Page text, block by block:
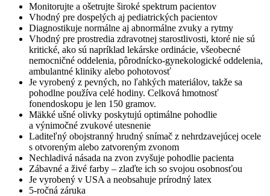
Monitorujte a ošetrujte široké spektrum pacientov
Vhodný pre dospelých aj pediatrických pacientov
Diagnostikuje normálne aj abnormálne zvuky a rytmy
Vhodný pre prostredia zdravotnej starostlivosti, ktoré nie sú
kritické, ako sú napríklad lekárske ordinácie, všeobecné
nemocničné oddelenia, pôrodnícko-gynekologické oddelenia,
ambulantné kliniky alebo pohotovosť
Je vyrobený z pevných, no ľahkých materiálov, takže sa
pohodlne používa celé hodiny. Celková hmotnosť
fonendoskopu je len 150 gramov.
Mäkké ušné olivky poskytujú optimálne pohodlie
a výnimočné zvukové utesnenie
Laditeľný obojstranný hrudný snímač z nehrdzavejúcej ocele
s otvoreným alebo zatvoreným zvonom
Nechladivá násada na zvon zvyšuje pohodlie pacienta
Zábavné a živé farby – zlaďte ich so svojou osobnosťou
Je vyrobený v USA a neobsahuje prírodný latex
5-ročná záruka